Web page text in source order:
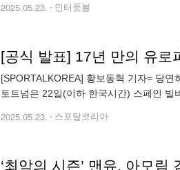
2025.05.23. 인터풋볼
[SPORTALKOREA] 황보동혁 기자= 당
토트넘은 22일(이하 한국시간) 스페인 빌
2025.05.23. 스포탈코리아